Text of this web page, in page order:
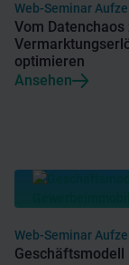
Web-Seminar
Vom
optimieren
Ansehen
Web-Seminar